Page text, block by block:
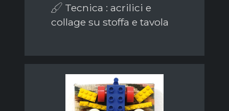
Tecnica : acrilici e
collage su stoffa e tavola